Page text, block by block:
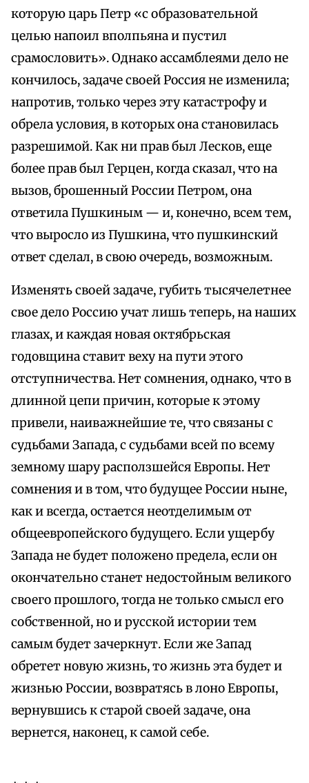
которую царь Петр «с образовательной
целью напоил вполпьяна и пустил
срамословить». Однако ассамблеями дело не
кончилось, задаче своей Россия не изменила;
напротив, только через эту катастрофу и
обрела условия, в которых она становилась
разрешимой. Как ни прав был Лесков, еще
более прав был Герцен, когда сказал, что на
вызов, брошенный России Петром, она
ответила Пушкиным — и, конечно, всем тем,
что выросло из Пушкина, что пушкинский
ответ сделал, в свою очередь, возможным.
Изменять своей задаче, губить тысячелетнее
свое дело Россию учат лишь теперь, на наших
глазах, и каждая новая октябрьская
годовщина ставит веху на пути этого
отступничества. Нет сомнения, однако, что в
длинной цепи причин, которые к этому
привели, наиважнейшие те, что связаны с
судьбами Запада, с судьбами всей по всему
земному шару расползшейся Европы. Нет
сомнения и в том, что будущее России ныне,
как и всегда, остается неотделимым от
общеевропейского будущего. Если ущербу
Запада не будет положено предела, если он
окончательно станет недостойным великого
своего прошлого, тогда не только смысл его
собственной, но и русской истории тем
самым будет зачеркнут. Если же Запад
обретет новую жизнь, то жизнь эта будет и
жизнью России, возвратясь в лоно Европы,
вернувшись к старой своей задаче, она
вернется, наконец, к самой себе.